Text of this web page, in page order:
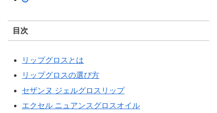
目次
リップグロスとは
リップグロスの選び方
セザンヌ ジェルグロスリップ
エクセル ニュアンスグロスオイル